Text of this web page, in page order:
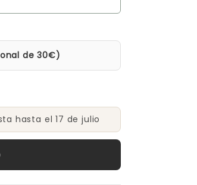
de 30€)
hasta el 17 de julio